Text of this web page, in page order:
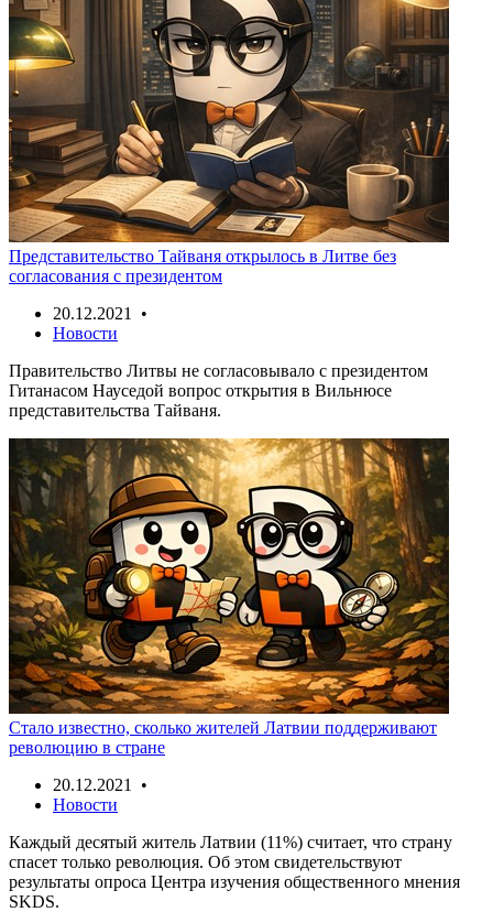
Представительство Тайваня открылось в Литве без
согласования с президентом
20.12.2021 •
Новости
Правительство Литвы не согласовывало с президентом
Гитанасом Науседой вопрос открытия в Вильнюсе
представительства Тайваня.
Стало известно, сколько жителей Латвии поддерживают
революцию в стране
20.12.2021 •
Новости
Каждый десятый житель Латвии (11%) считает, что страну
спасет только революция. Об этом свидетельствуют
результаты опроса Центра изучения общественного мнения
SKDS.